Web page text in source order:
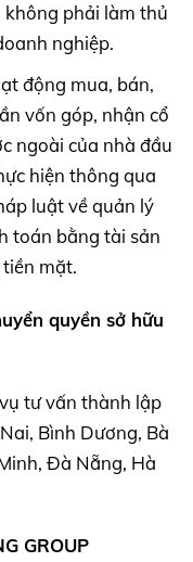
phải làm thủ
nghiệp.
động mua, bán,
vốn góp, nhận cổ
ngoài của nhà đầu
hiện thông qua
luật về quản lý
toán bằng tài sản
mặt.
quyền sở hữu
tư vấn thành lập
Bình Dương, Bà
Đà Nẵng, Hà
GROUP